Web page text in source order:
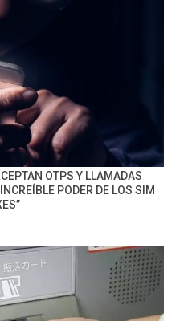
OTPS Y LLAMADAS
PODER DE LOS SIM